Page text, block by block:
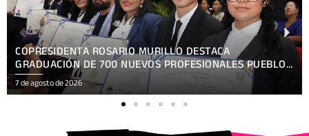
PRESENTAN TEMÁTICA OFICIAL HACKATHON NICARAGUA
KRONOX 2026, 10 AÑOS ¡SIEMPRE MÁS ALLÁ!
7 de agosto de 2026